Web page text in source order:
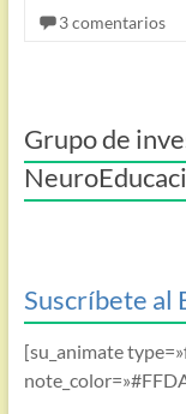
3 comentarios
Grupo de
Suscríbete al
[su_animate